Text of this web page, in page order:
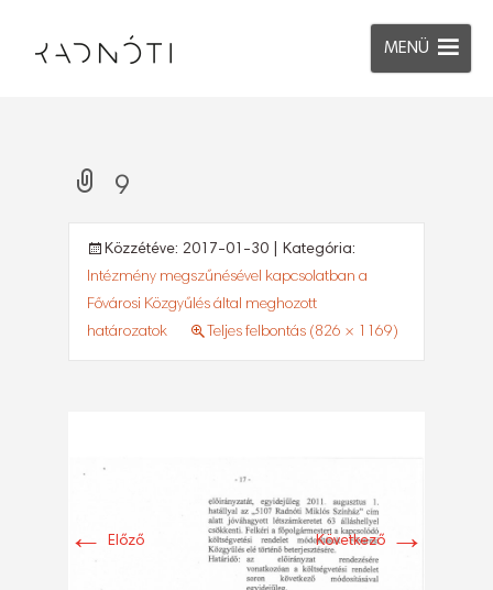
MENÜ
9
Közzétéve: 2017-01-30 | Kategória:
Intézmény megszűnésével kapcsolatban a
Fővárosi Közgyűlés által meghozott
határozatok
Teljes felbontás (826 × 1169)
← Előző Következő →